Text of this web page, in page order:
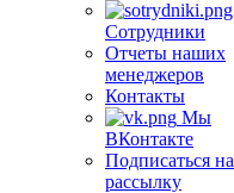
Сотрудники
Отчеты наших
менеджеров
Контакты
Мы
ВКонтакте
Подписаться на
рассылку